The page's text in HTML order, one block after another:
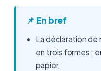
📌 En bref
La déclaration de
en trois formes :
papier,